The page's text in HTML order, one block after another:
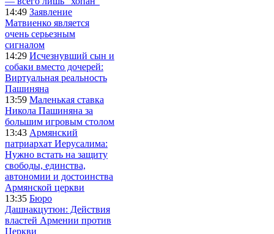
14:49 Заявление
Матвиенко является
очень серьезным
сигналом
14:29 Исчезнувший сын и
собаки вместо дочерей:
Виртуальная реальность
Пашиняна
13:59 Маленькая ставка
Никола Пашиняна за
большим игровым столом
13:43 Армянский
патриархат Иерусалима:
Нужно встать на защиту
свободы, единства,
автономии и достоинства
Армянской церкви
13:35 Бюро
Дашнакцутюн: Действия
властей Армении против
Церкви